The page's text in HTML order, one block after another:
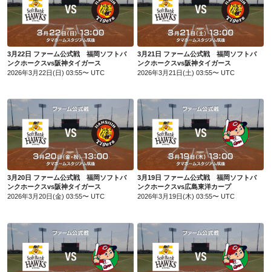
3月22日 ファーム公式戦 福岡ソフトバンクホークスvs阪神タイガース
3月22日 ファーム公式戦 福岡ソフトバ
ンクホークスvs阪神タイガース
2026年3月22日(日) 03:55〜 UTC
3月21日 ファーム公式戦 福岡ソフトバンクホークスvs阪神タイガース
3月21日 ファーム公式戦 福岡ソフトバ
ンクホークスvs阪神タイガース
2026年3月21日(土) 03:55〜 UTC
3月20日 ファーム公式戦 福岡ソフトバンクホークスvs阪神タイガース
3月20日 ファーム公式戦 福岡ソフトバ
ンクホークスvs阪神タイガース
2026年3月20日(金) 03:55〜 UTC
3月19日 ファーム公式戦 福岡ソフトバンクホークスvs広島東洋カープ
3月19日 ファーム公式戦 福岡ソフトバ
ンクホークスvs広島東洋カープ
2026年3月19日(木) 03:55〜 UTC
3月18日 ファーム公式戦 福岡ソフトバンクホークスvs広島東洋カープ 3月17日 ファーム公式戦 福岡ソフトバンクホークスvs広島東洋カープ